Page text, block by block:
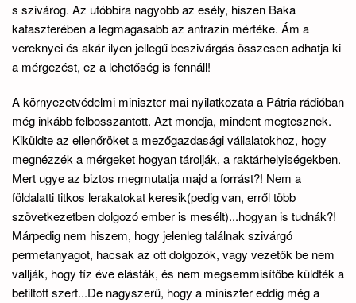
s szivárog. Az utóbbira nagyobb az esély, hiszen Baka
kataszterében a legmagasabb az antrazin mértéke. Ám a
vereknyei és akár ilyen jellegű beszivárgás összesen adhatja ki
a mérgezést, ez a lehetőség is fennáll!
A környezetvédelmi miniszter mai nyilatkozata a Pátria rádióban
még inkább felbosszantott. Azt mondja, mindent megtesznek.
Kiküldte az ellenőröket a mezőgazdasági vállalatokhoz, hogy
megnézzék a mérgeket hogyan tárolják, a raktárhelyiségekben.
Mert ugye az biztos megmutatja majd a forrást?! Nem a
földalatti titkos lerakatokat keresik(pedig van, erről több
szövetkezetben dolgozó ember is mesélt)...hogyan is tudnák?!
Márpedig nem hiszem, hogy jelenleg találnak szivárgó
permetanyagot, hacsak az ott dolgozók, vagy vezetők be nem
vallják, hogy tíz éve elásták, és nem megsemmisítőbe küldték a
betiltott szert...De nagyszerű, hogy a miniszter eddig még a